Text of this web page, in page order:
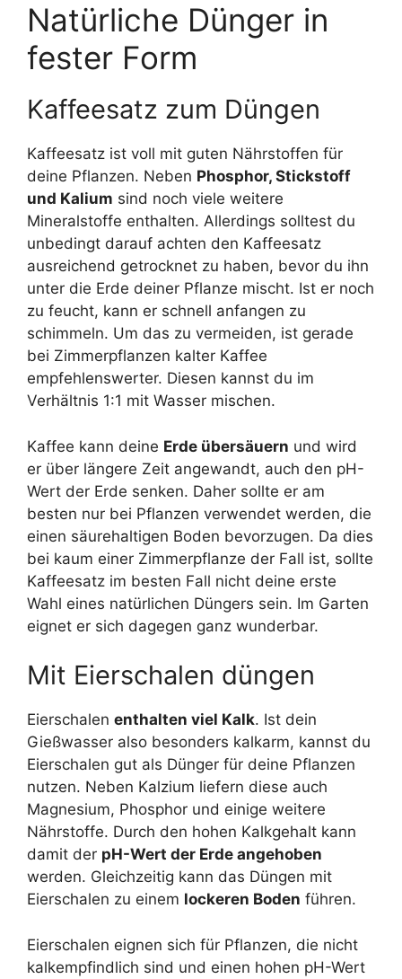
Natürliche Dünger in
fester Form
Kaffeesatz zum Düngen
Kaffeesatz ist voll mit guten Nährstoffen für
deine Pflanzen. Neben Phosphor, Stickstoff
und Kalium sind noch viele weitere
Mineralstoffe enthalten. Allerdings solltest du
unbedingt darauf achten den Kaffeesatz
ausreichend getrocknet zu haben, bevor du ihn
unter die Erde deiner Pflanze mischt. Ist er noch
zu feucht, kann er schnell anfangen zu
schimmeln. Um das zu vermeiden, ist gerade
bei Zimmerpflanzen kalter Kaffee
empfehlenswerter. Diesen kannst du im
Verhältnis 1:1 mit Wasser mischen.
Kaffee kann deine Erde übersäuern und wird
er über längere Zeit angewandt, auch den pH-
Wert der Erde senken. Daher sollte er am
besten nur bei Pflanzen verwendet werden, die
einen säurehaltigen Boden bevorzugen. Da dies
bei kaum einer Zimmerpflanze der Fall ist, sollte
Kaffeesatz im besten Fall nicht deine erste
Wahl eines natürlichen Düngers sein. Im Garten
eignet er sich dagegen ganz wunderbar.
Mit Eierschalen düngen
Eierschalen enthalten viel Kalk. Ist dein
Gießwasser also besonders kalkarm, kannst du
Eierschalen gut als Dünger für deine Pflanzen
nutzen. Neben Kalzium liefern diese auch
Magnesium, Phosphor und einige weitere
Nährstoffe. Durch den hohen Kalkgehalt kann
damit der pH-Wert der Erde angehoben
werden. Gleichzeitig kann das Düngen mit
Eierschalen zu einem lockeren Boden führen.
Eierschalen eignen sich für Pflanzen, die nicht
kalkempfindlich sind und einen hohen pH-Wert